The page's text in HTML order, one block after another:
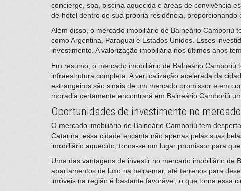
concierge, spa, piscina aquecida e áreas de convivência
de hotel dentro de sua própria residência, proporcionando
Além disso, o mercado imobiliário de Balneário Camboriú
como Argentina, Paraguai e Estados Unidos. Esses
investimento. A valorização imobiliária nos últimos anos
Em resumo, o mercado imobiliário de Balneário
infraestrutura completa. A verticalização acelerada da
estrangeiros são sinais de um mercado promissor e em
moradia certamente encontrará em Balneário Camboriú
Oportunidades de investimento no
​O mercado imobiliário de Balneário Camboriú tem
Catarina, essa cidade encanta não apenas pelas suas
imobiliário aquecido, torna-se um lugar promissor para
Uma das vantagens de investir no mercado imobiliário
apartamentos de luxo na beira-mar, até terrenos para
imóveis na região é bastante favorável, o que torna essa